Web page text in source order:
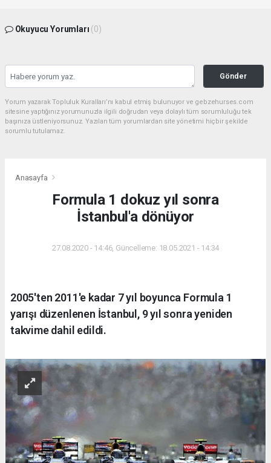
Okuyucu Yorumları (0)
Gönder
Yorum yazarak Topluluk Kuralları’nı kabul etmiş bulunuyor ve gebzehurses.com
sitesine yaptığınız yorumunuzla ilgili doğrudan veya dolaylı tüm sorumluluğu tek
başınıza üstleniyorsunuz. Yazılan tüm yorumlardan site yönetimi hiçbir şekilde
sorumlu tutulamaz.
Anasayfa
Formula 1 dokuz yıl sonra
İstanbul'a dönüyor
27.08.2020 - 14:46, Güncelleme: 18.05.2021 - 14:34
2005'ten 2011'e kadar 7 yıl boyunca Formula 1
yarışı düzenlenen İstanbul, 9 yıl sonra yeniden
takvime dahil edildi.